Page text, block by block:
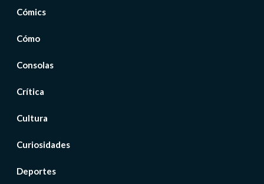
Cómics
Cómo
Consolas
Crítica
Cultura
Curiosidades
Deportes